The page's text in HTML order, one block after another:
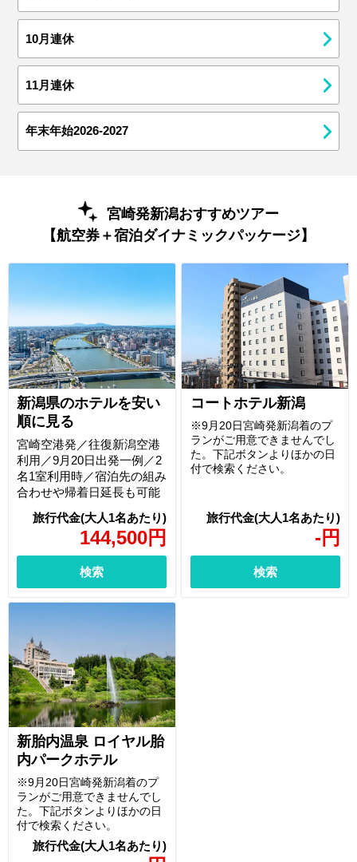
10月連休
11月連休
年末年始2026-2027
宮崎発新潟おすすめツアー
【航空券＋宿泊ダイナミックパッケージ】
新潟県のホテルを安い
順に見る
144,500円
宮崎空港発／往復新潟空港
利用／9月20日出発一例／2
名1室利用時／宿泊先の組み
合わせや帰着日延長も可能
検索
コートホテル新潟
- 円
※9月20日宮崎発新潟着のプ
ランがご用意できませんでし
た。下記ボタンよりほかの日
付で検索ください。
検索
新胎内温泉 ロイヤル胎
内パークホテル
※9月20日宮崎発新潟着のプ
ランがご用意できませんでし
た。下記ボタンよりほかの日
付で検索ください。